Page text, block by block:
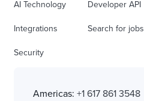
AI Technology
Integrations
Security
Developer API
Search for jobs
Americas: +1 617 861 3548